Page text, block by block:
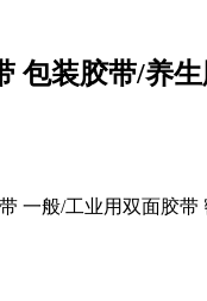
包装胶带/养
一般/工业用双面胶